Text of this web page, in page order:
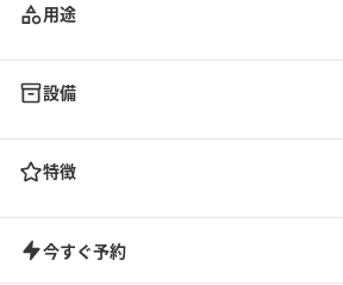
用途
設備
特徴
今すぐ予約